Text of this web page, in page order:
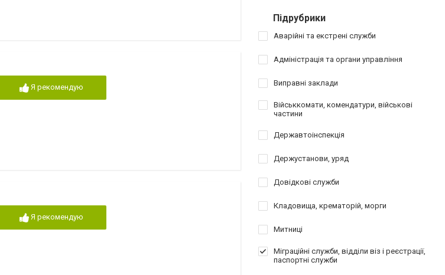
Я рекомендую
Я рекомендую
Підрубрики
Аварійні та екстрені служби
Адміністрація та органи управління
Виправні заклади
Військкомати, комендатури, військові
частини
Державтоінспекція
Держустанови, уряд
Довідкові служби
Кладовища, крематорій, морги
Митниці
Міграційні служби, відділи віз і реєстрації,
паспортні служби